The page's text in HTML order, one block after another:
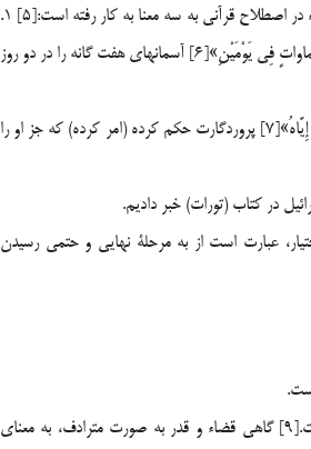
كه قضا، به معناي يكسره كردن و به انجام رساندن و داوري كردن استعمال مي‎شود.[4] قضاء در اصطلاح قرآني به سه معنا به كار رفته است:[5] 1.
قضاء به معناي خلق و آفرينش و پايان كار است. خداوند متعال مي‎فرمايد: «وَ قَضاهُنَّ سَبْعَ سَماواتٍ فِي يَوْمَيْنِ»[6] آسمانهاي هفت گانه را در دو روز
2. به معناي حكم الزامي كردن و واجب كردن. قرآن مي‎فرمايد: «وَ قَضى رَبُّكَ أَلاَّ تَعْبُدُوا إِلاَّ إِيَّاهُ»[7] پروردگارت حكم كرده (امر كرده) كه جز او را
عبارت است از به مرحلة نهايي و حتمي رسيدن
قَدْر و قَدَر به معناي اندازه است و تقدير، به معناي ايجاد اندازه و كميت و مقدار شيء است.[9] گاهي قضاء و قدر به صورت مترادف، به معناي